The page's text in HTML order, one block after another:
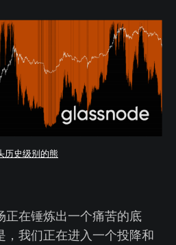
历史级别的熊
正在锤炼出一个痛苦的底
，我们正在进入一个投降和